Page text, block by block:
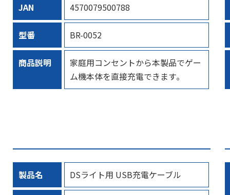
JAN 4570079500788
型番 BR-0052
商品説明
家庭用コンセントから本製品でゲー
ム機本体を直接充電できます｡
製品名 DSライト用 USB充電ケーブル